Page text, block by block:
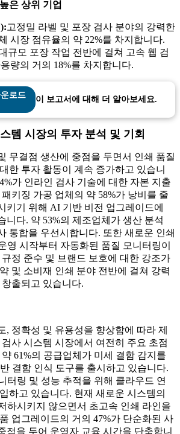
은 상위 기업
고정밀 라벨 및 포장 검사 분야의 강력한
시장 점유율의 약 22%를 차지합니다.
규모 포장 작업 전반에 걸쳐 고속 웹 검
량의 거의 18%를 차지합니다.
로드 이 보고서에 대해 더 알아보세요.
템 시장의 투자 분석 및 기회
무결점 생산에 중점을 두면서 인쇄 품질
한 투자 활동이 계속 증가하고 있습니
가 인라인 검사 기술에 대한 자본 지출
키징 가공 업체의 약 58%가 낭비를 줄
키기 위해 AI 기반 비전 업그레이드에
니다. 약 53%의 제조업체가 생산 분석
통합을 우선시합니다. 또한 새로운 인쇄
영 시작부터 자동화된 품질 모니터링이
정 준수 및 브랜드 보호에 대한 강조가
및 소비재 인쇄 분야 전반에 걸쳐 강력
출되고 있습니다.
, 정확성 및 유용성을 향상함에 따라 제
사 시스템 시장에서 여전히 주요 초점
61%의 공급업체가 미세 결함 감지를
결함 인식 도구를 출시하고 있습니다.
터링 및 성능 추적을 위해 클라우드 연
하고 있습니다. 현재 새로운 시스템의
하시키지 않으면서 초고속 인쇄 라인을
업그레이드의 거의 47%가 단순화된 사
점을 두어 운영자 교육 시간을 단축합니